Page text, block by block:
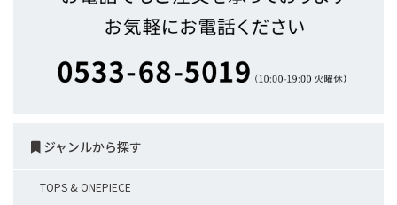
ジャンルから探す
TOPS & ONEPIECE